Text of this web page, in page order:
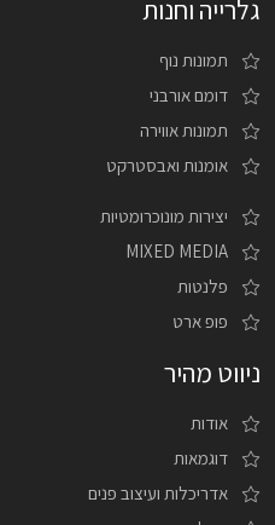
גלרייה וחנות
תמונות נוף
דומם אורבני
תמונות אווירה
אומנות ואבסטרקט
יצירות מונוכרומטיות
MIXED MEDIA
פלנטות
פופ ארט
ניווט מהיר
אודות
דוגמאות
אדריכלות ועיצוב פנים